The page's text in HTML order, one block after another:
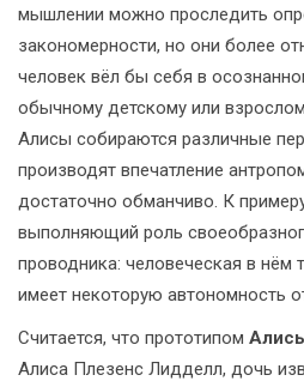
мышлении можно проследить
закономерности, но они более
человек вёл бы себя в
обычному детскому или
Алисы собираются различные
производят впечатление
достаточно обманчиво. К
выполняющий роль
проводника: человеческая в нём
имеет некоторую автономность
Считается, что прототипом
Алиса Плезенс Лидделл, дочь